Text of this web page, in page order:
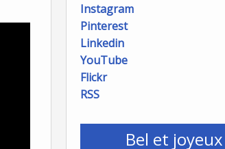
Instagram
Pinterest
Linkedin
YouTube
Flickr
RSS
Bel et